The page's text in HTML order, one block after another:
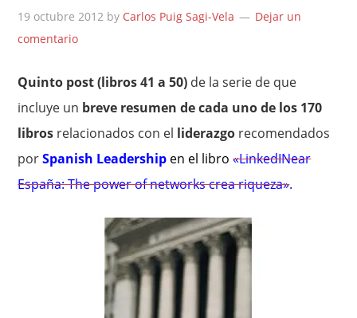
19 octubre 2012 by Carlos Puig Sagi-Vela
Dejar un
comentario
Quinto post (libros 41 a 50) de la serie de que
incluye un breve resumen de cada uno de los 170
libros relacionados con el liderazgo recomendados
porSpanish Leadership en el libro«LinkedINear
España: The power of networks crea riqueza».